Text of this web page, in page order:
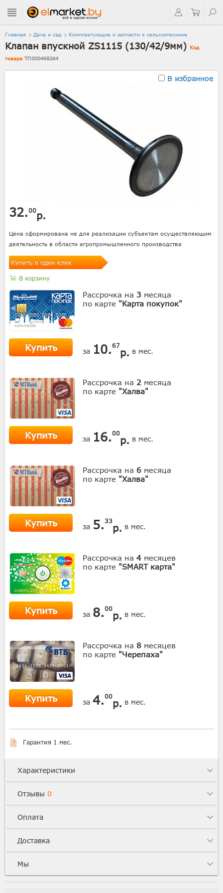
Главная Дача и сад Комплектующие и запчасти к сельхозтехнике
Клапан впускной ZS1115 (130/42/9мм) Код
товара ТП000468264
В избранное
32.00р.
Цена сформирована не для реализации субъектам осуществляющим
деятельность в области агропромышленного производства
Купить в один клик
В корзину
Рассрочка на 3 месяца
по карте "Карта покупок"
Купить за 10.67
р. в мес.
Рассрочка на 2 месяца
по карте "Халва"
Купить за 16.00
р. в мес.
Рассрочка на 6 месяца
по карте "Халва"
Купить за 5. 33
р. в мес.
Рассрочка на 4 месяцев
по карте "SMART карта"
Купить за 8.00
р. в мес.
Рассрочка на 8 месяцев
по карте "Черепаха"
Купить за 4.00
р. в мес.
Гарантия 1 мес.
Характеристики
Отзывы 0
Оплата
Доставка
Мы